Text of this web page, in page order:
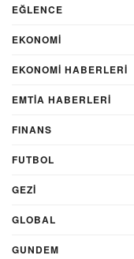
EĞLENCE
EKONOMİ
EKONOMI HABERLERI
EMTIA HABERLERI
FINANS
FUTBOL
GEZI
GLOBAL
GUNDEM